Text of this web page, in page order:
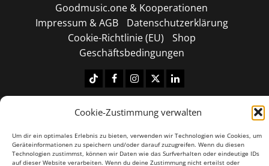
Cookie-Zustimmung verwalten
Um dir ein optimales Erlebnis zu bieten, verwenden wir Technologien wie Cookies, um
Geräteinformationen zu speichern und/oder darauf zuzugreifen. Wenn du diesen
Technologien zustimmst, können wir Daten wie das Surfverhalten oder eindeutige IDs
auf dieser Website verarbeiten. Wenn du deine Zustimmung nicht erteilst oder
Goodmusic.one & Kooperationen
Impressum & AGB
Datenschutzerklärung
Cookie-Richtlinie (EU)
Shop
Geschäftsbedingungen
TiktokFacebook
Instagram
X LinkedIN
Copyright © 2026 All rights reserved.|MoreNews
by